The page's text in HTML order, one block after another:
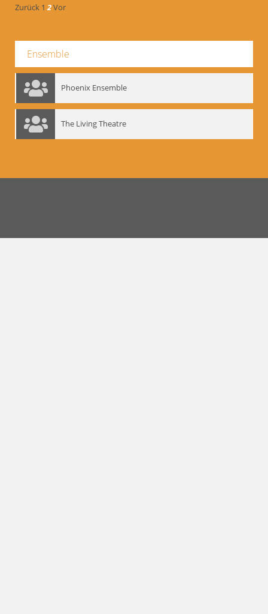
Zurück 1 2Vor
Ensemble
Phoenix Ensemble
The Living Theatre